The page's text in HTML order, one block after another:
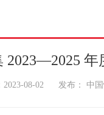
2023—2025
2023-08-02 发布： 中